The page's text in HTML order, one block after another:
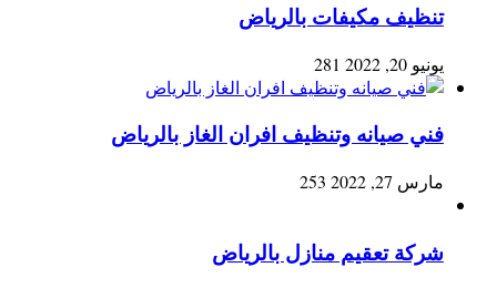
تنظيف مكيفات بالرياض
يونيو 20, 2022 281
فني صيانه وتنظيف افران الغاز بالرياض
مارس 27, 2022 253
شركة تعقيم منازل بالرياض